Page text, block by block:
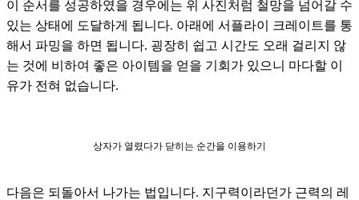
이 순서를 성공하였을 경우에는 위 사진처럼 철망을 넘어갈 수
있는 상태에 도달하게 됩니다. 아래에 서플라이 크레이트를 통
해서 파밍을 하면 됩니다. 굉장히 쉽고 시간도 오래 걸리지 않
는 것에 비하여 좋은 아이템을 얻을 기회가 있으니 마다할 이
유가 전혀 없습니다.
상자가 열렸다가 닫히는 순간을 이용하기
다음은 되돌아서 나가는 법입니다. 지구력이라던가 근력의 레